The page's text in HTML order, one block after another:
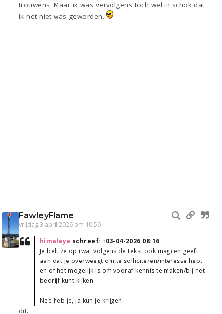
trouwens. Maar ik was vervolgens toch wel in schok dat
ik het niet was geworden.
FawleyFlame
vrijdag 3 april 2026 om 10:59
himalaya schreef: ↑03-04-2026 08:16
Je belt ze op (wat volgens de tekst ook mag) en geeft
aan dat je overweegt om te solliciteren/interesse hebt
en of het mogelijk is om vooraf kennis te maken/bij het
bedrijf kunt kijken.
Nee heb je, ja kun je krijgen.
dit.